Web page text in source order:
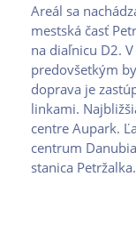
Areál sa
mestská časť
na diaľnicu D2.
predovšetkým
doprava je
linkami.
centre Aupark.
centrum
stanica Petržalka.